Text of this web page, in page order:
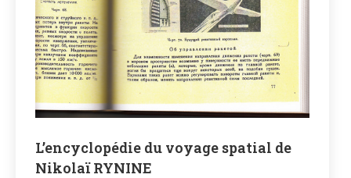
L’encyclopédie du voyage spatial de
Nikolaï RYNINE